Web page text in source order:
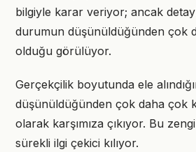
bilgiyle karar veriyor; ancak
durumun düşünüldüğünden çok
olduğu görülüyor.
Gerçekçilik boyutunda ele
düşünüldüğünden çok daha çok
olarak karşımıza çıkıyor. Bu
sürekli ilgi çekici kılıyor.